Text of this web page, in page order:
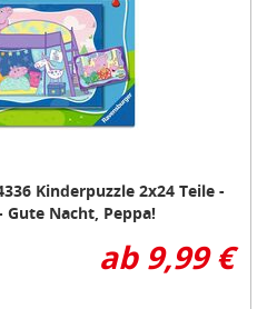
Kinderpuzzle 2x24 Teile -
Gute Nacht, Peppa!
ab 9,99 €